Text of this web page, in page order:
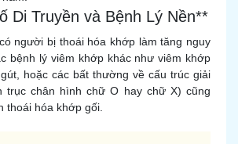
Di Truyền và Bệnh Lý Nền**
người bị thoái hóa khớp làm tăng nguy
bệnh lý viêm khớp khác như viêm khớp
hoặc các bất thường về cấu trúc giải
trục chân hình chữ O hay chữ X) cũng
thoái hóa khớp gối.